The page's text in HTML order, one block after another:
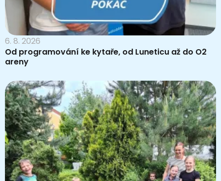
6. 8. 2026
Od programování ke kytaře, od Luneticu až do O2
areny